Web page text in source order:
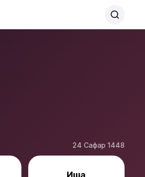
24 Сафар 1448
Иша